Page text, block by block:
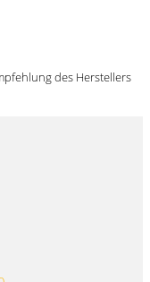
des Herstellers